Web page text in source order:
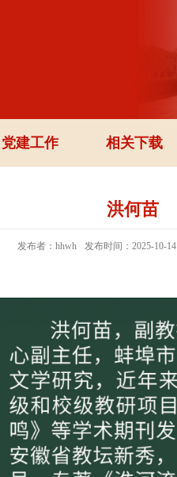
党建工作 相关下载
洪何苗
发布者：hhwh 发布时间：2025-10-14